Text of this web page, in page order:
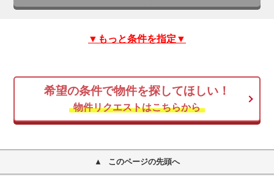
▼もっと条件を指定▼
希望の条件で物件を探してほしい！
物件リクエストはこちらから
このページの先頭へ